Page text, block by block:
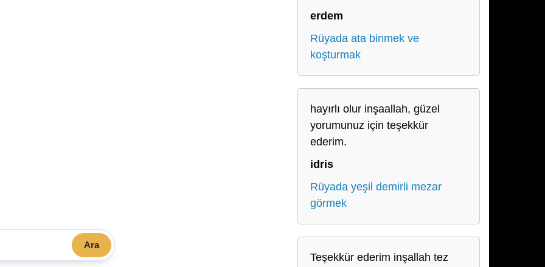
Ara
erdem
Rüyada ata binmek ve
koşturmak
hayırlı olur inşaallah, güzel
yorumunuz için teşekkür
ederim.
idris
Rüyada yeşil demirli mezar
görmek
Teşekkür ederim inşallah tez